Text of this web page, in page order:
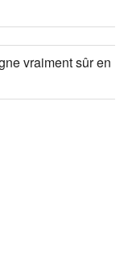
vraiment sûr en